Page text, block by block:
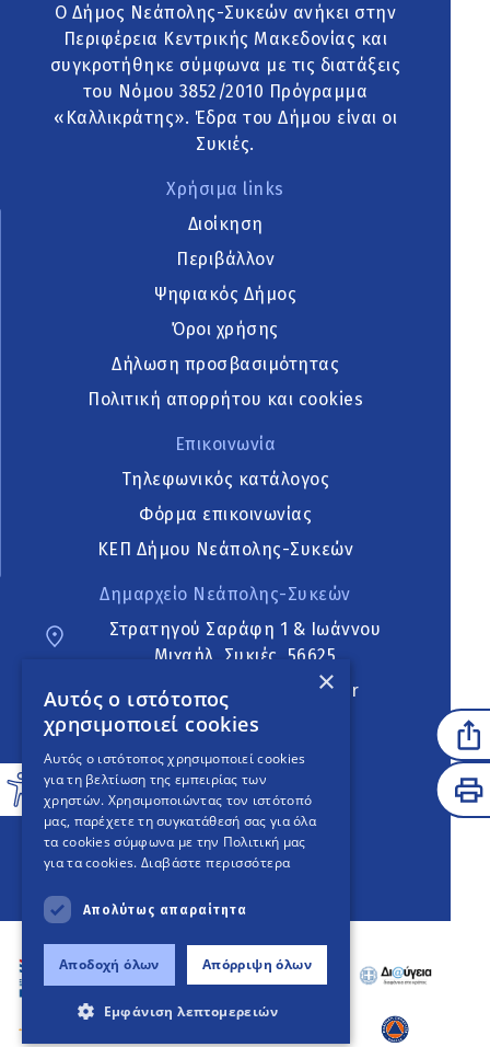
Ο Δήμος Νεάπολης-Συκεών ανήκει στην
Περιφέρεια Κεντρικής Μακεδονίας και
συγκροτήθηκε σύμφωνα με τις διατάξεις
του Νόμου 3852/2010 Πρόγραμμα
«Καλλικράτης». Έδρα του Δήμου είναι οι
Συκιές.
Χρήσιμα links
Διοίκηση
Περιβάλλον
Ψηφιακός Δήμος
Όροι χρήσης
Δήλωση προσβασιμότητας
Πολιτική απορρήτου και cookies
Επικοινωνία
Τηλεφωνικός κατάλογος
Φόρμα επικοινωνίας
ΚΕΠ Δήμου Νεάπολης-Συκεών
Δημαρχείο Νεάπολης-Συκεών
Στρατηγού Σαράφη 1 & Ιωάννου
Μιχαήλ, Συκιές, 56625
neapoli.sykies@ddt.gov.gr
Ακολουθήστε
English Version
An project
×
Αυτός ο ιστότοπος
χρησιμοποιεί cookies
Αυτός ο ιστότοπος χρησιμοποιεί cookies
για τη βελτίωση της εμπειρίας των
χρηστών. Χρησιμοποιώντας τον ιστότοπό
μας, παρέχετε τη συγκατάθεσή σας για όλα
τα cookies σύμφωνα με την Πολιτική μας
για τα cookies. Διαβάστε περισσότερα
Απολύτως απαραίτητα
Αποδοχή όλων Απόρριψη όλων
Εμφάνιση λεπτομερειών